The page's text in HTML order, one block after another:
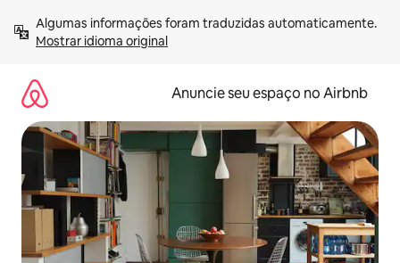
para
Mostrar idioma original
Anuncie seu espaço no Airbnb